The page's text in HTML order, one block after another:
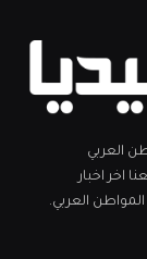
العربي
عام 2002. تابع معنا اخر اخبار
العربي.